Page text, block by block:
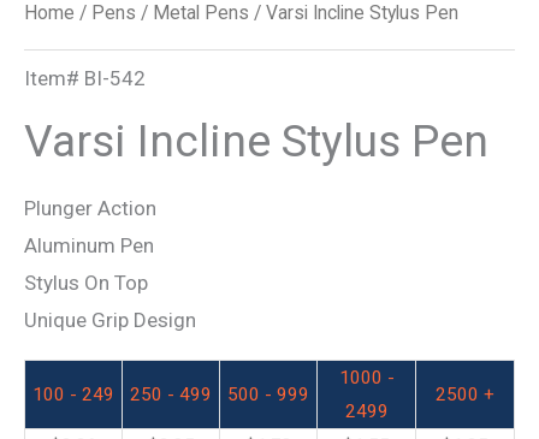
Home / Pens / Metal Pens / Varsi Incline Stylus Pen
Item# BI-542
Varsi Incline Stylus Pen
Plunger Action
Aluminum Pen
Stylus On Top
Unique Grip Design
100 - 249 250 - 499 500 - 999
1000 -
2499
2500 +